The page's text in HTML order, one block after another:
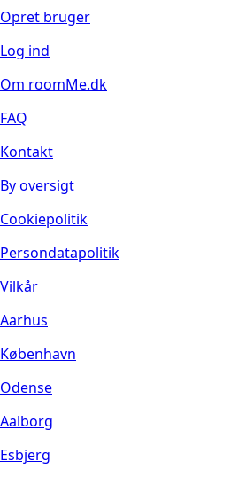
Opret bruger
Log ind
Om roomMe.dk
FAQ
Kontakt
By oversigt
Cookiepolitik
Persondatapolitik
Vilkår
Aarhus
København
Odense
Aalborg
Esbjerg